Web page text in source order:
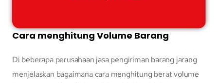
Cara menghitung Volume Barang
Di beberapa perusahaan jasa pengiriman barang jarang
menjelaskan bagaimana cara menghitung berat volume